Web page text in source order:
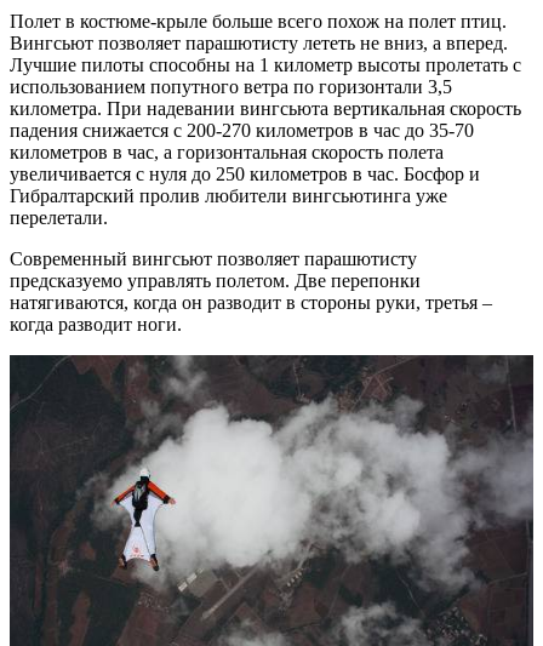
Полет в костюме-крыле больше всего похож на полет птиц.
Вингсьют позволяет парашютисту лететь не вниз, а вперед.
Лучшие пилоты способны на 1 километр высоты пролетать с
использованием попутного ветра по горизонтали 3,5
километра. При надевании вингсьюта вертикальная скорость
падения снижается с 200-270 километров в час до 35-70
километров в час, а горизонтальная скорость полета
увеличивается с нуля до 250 километров в час. Босфор и
Гибралтарский пролив любители вингсьютинга уже
перелетали.
Современный вингсьют позволяет парашютисту
предсказуемо управлять полетом. Две перепонки
натягиваются, когда он разводит в стороны руки, третья –
когда разводит ноги.